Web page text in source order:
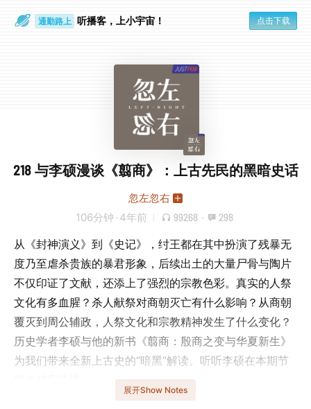
通勤路上 听播客，上小宇宙！ 点击下载
218 与李硕漫谈《翦商》：上古先民的黑暗史话
忽左忽右
106分钟 · 4年前 99268 · 298
从《封神演义》到《史记》，纣王都在其中扮演了残暴无
度乃至虐杀贵族的暴君形象，后续出土的大量尸骨与陶片
不仅印证了文献，还添上了强烈的宗教色彩。真实的人祭
文化有多血腥？杀人献祭对商朝灭亡有什么影响？从商朝
覆灭到周公辅政，人祭文化和宗教精神发生了什么变化？
历史学者李硕与他的新书《翦商：殷商之变与华夏新生》
为我们带来全新上古史的“暗黑”解读。听听李硕在本期节
展开Show Notes